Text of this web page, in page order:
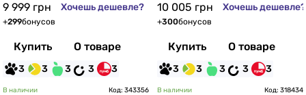
9 999 грн Хочешь дешевле?
+299бонусов
Купить О товаре
3 3 3 3 3
10 005 грн Хочешь дешевле?
+300бонусов
Купить О товаре
3 3 3 3 3
В наличии Код: 343356 В наличии Код: 318434